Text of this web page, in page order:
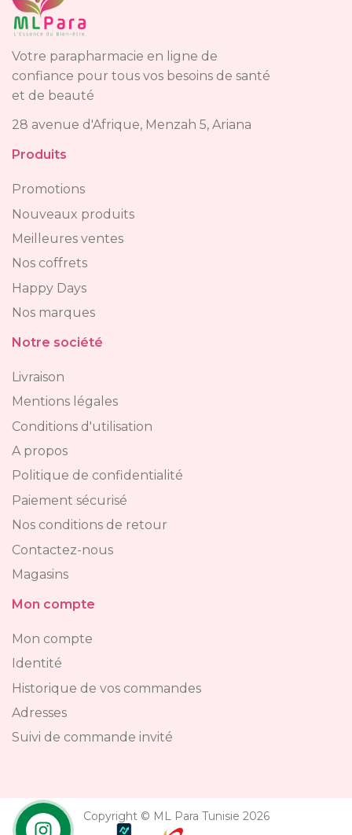
Votre parapharmacie en ligne de
confiance pour tous vos besoins de santé
et de beauté
28 avenue d'Afrique, Menzah 5, Ariana
Produits
Promotions
Nouveaux produits
Meilleures ventes
Nos coffrets
Happy Days
Nos marques
Notre société
Livraison
Mentions légales
Conditions d'utilisation
A propos
Politique de confidentialité
Paiement sécurisé
Nos conditions de retour
Contactez-nous
Magasins
Mon compte
Mon compte
Identité
Historique de vos commandes
Adresses
Suivi de commande invité
Copyright © ML Para Tunisie 2026